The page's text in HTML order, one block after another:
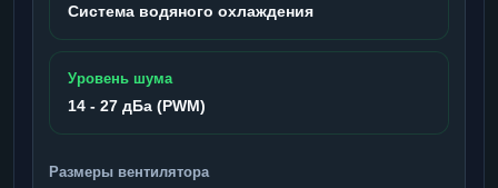
Система водяного охлаждения
Уровень шума
14 - 27 дБа (PWM)
Размеры вентилятора